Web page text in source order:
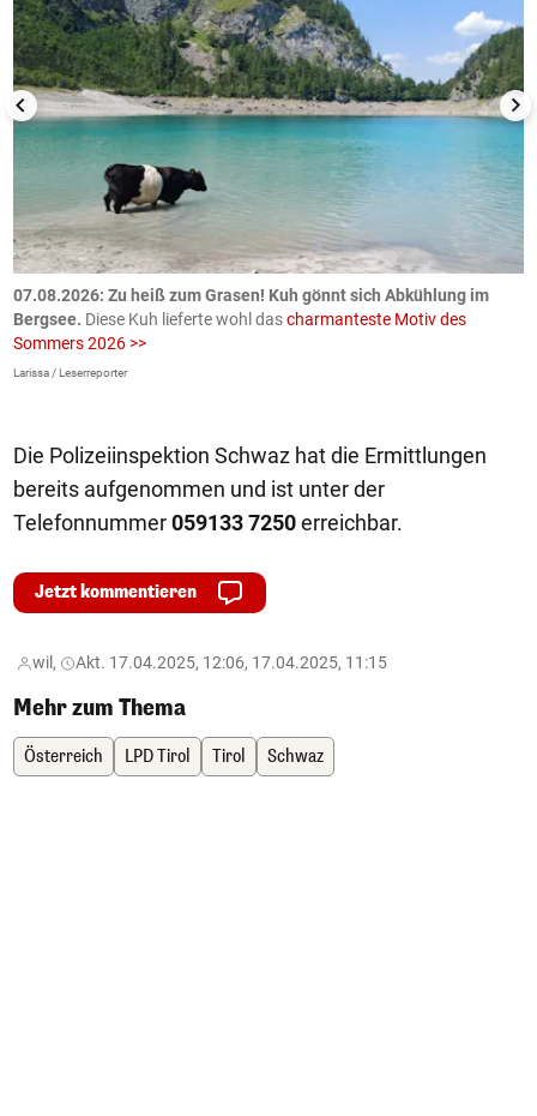
07.08.2026: Zu heiß zum Grasen! Kuh gönnt sich Abkühlung im
Bergsee. Diese Kuh lieferte wohl dascharmanteste Motiv des
Sommers 2026 >>
Larissa / Leserreporter
Die Polizeiinspektion Schwaz hat die Ermittlungen
bereits aufgenommen und ist unter der
Telefonnummer059133 7250erreichbar.
Jetzt kommentieren
wil, Akt. 17.04.2025, 12:06, 17.04.2025, 11:15
Mehr zum Thema
Österreich LPD Tirol Tirol Schwaz